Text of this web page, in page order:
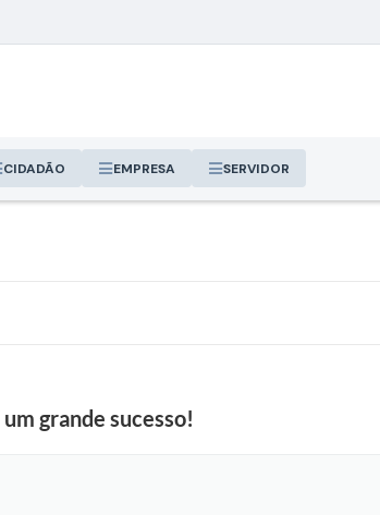
CIDADÃO EMPRESA SERVIDOR
grande sucesso!